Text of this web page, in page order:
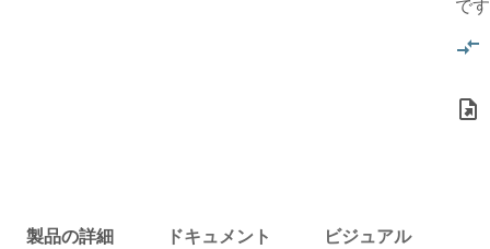
です
製品の詳細 ドキュメント ビジュアル